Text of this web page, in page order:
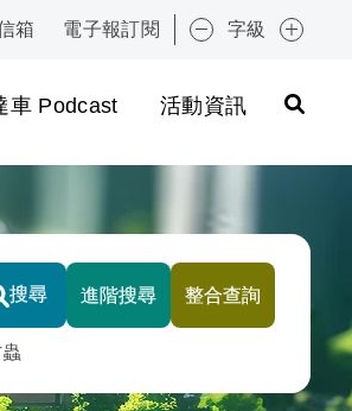
箱 電子報訂閱 字級
車 Podcast 活動資訊
:::
搜尋 進階搜尋 整合查詢
尋